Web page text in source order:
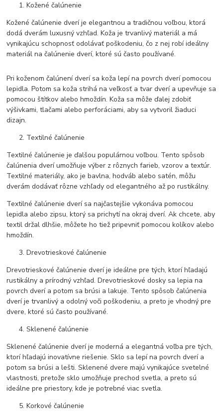
Kožené čalúnenie
Kožené čalúnenie dverí je elegantnou a tradičnou voľbou, ktorá
dodá dverám luxusný vzhľad. Koža je trvanlivý materiál a má
vynikajúcu schopnosť odolávať poškodeniu, čo z nej robí ideálny
materiál na čalúnenie dverí, ktoré sú často používané.
Pri koženom čalúnení dverí sa koža lepí na povrch dverí pomocou
lepidla. Potom sa koža strihá na veľkosť a tvar dverí a upevňuje sa
pomocou štítkov alebo hmoždín. Koža sa môže ďalej zdobiť
výšivkami, tlačami alebo perforáciami, aby sa vytvoril žiaduci
dizajn.
Textilné čalúnenie
Textilné čalúnenie je ďalšou populárnou voľbou. Tento spôsob
čalúnenia dverí umožňuje výber z rôznych farieb, vzorov a textúr.
Textilné materiály, ako je bavlna, hodváb alebo satén, môžu
dverám dodávať rôzne vzhľady od elegantného až po rustikálny.
Textilné čalúnenie dverí sa najčastejšie vykonáva pomocou
lepidla alebo zipsu, ktorý sa prichytí na okraj dverí. Ak chcete, aby
textil držal dlhšie, môžete ho tiež pripevniť pomocou kolíkov alebo
hmoždín.
Drevotrieskové čalúnenie
Drevotrieskové čalúnenie dverí je ideálne pre tých, ktorí hľadajú
rustikálny a prírodný vzhľad. Drevotrieskové dosky sa lepia na
povrch dverí a potom sa brúsi a lakuje. Tento spôsob čalúnenia
dverí je trvanlivý a odolný voči poškodeniu, a preto je vhodný pre
dvere, ktoré sú často používané.
Sklenené čalúnenie
Sklenené čalúnenie dverí je moderná a elegantná voľba pre tých,
ktorí hľadajú inovatívne riešenie. Sklo sa lepí na povrch dverí a
potom sa brúsi a lešti. Sklenené dvere majú vynikajúce svetelné
vlastnosti, pretože sklo umožňuje prechod svetla, a preto sú
ideálne pre priestory, kde je potrebné viac svetla.
Korkové čalúnenie